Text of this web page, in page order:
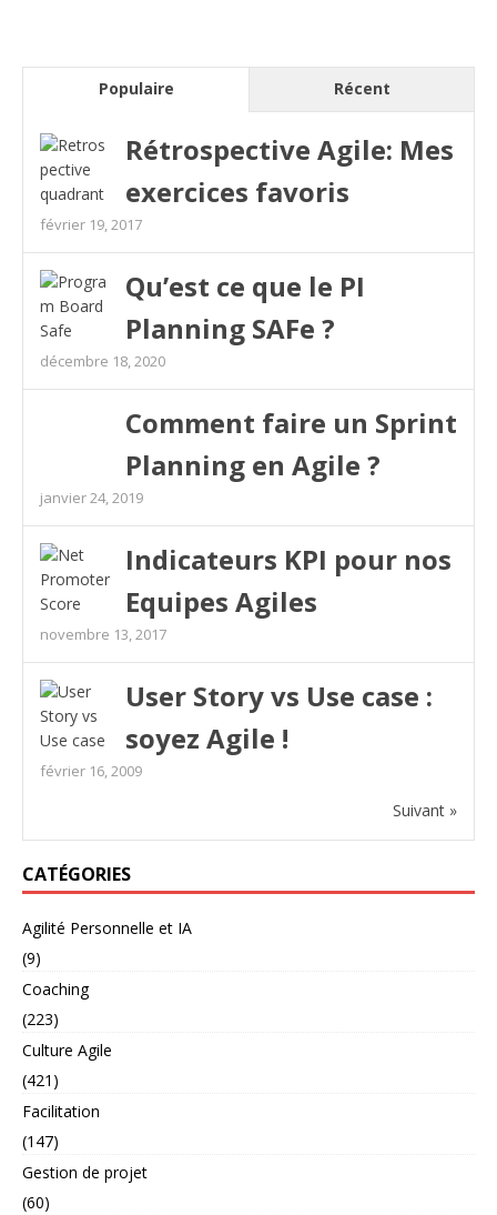
Populaire Récent
Rétrospective Agile: Mes
exercices favoris
février 19, 2017
Qu’est ce que le PI
Planning SAFe ?
décembre 18, 2020
Comment faire un Sprint
Planning en Agile ?
janvier 24, 2019
Indicateurs KPI pour nos
Equipes Agiles
novembre 13, 2017
User Story vs Use case :
soyez Agile !
février 16, 2009
Suivant »
CATÉGORIES
Agilité Personnelle et IA
(9)
Coaching
(223)
Culture Agile
(421)
Facilitation
(147)
Gestion de projet
(60)